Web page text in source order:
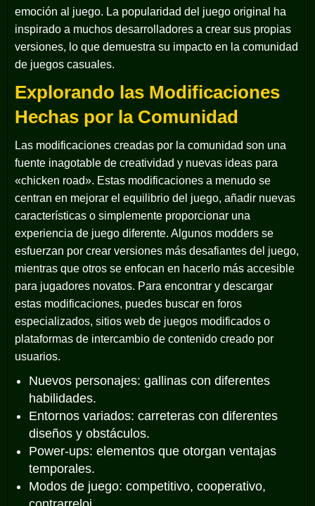
emoción al juego. La popularidad del juego original ha
inspirado a muchos desarrolladores a crear sus propias
versiones, lo que demuestra su impacto en la comunidad
de juegos casuales.
Explorando las Modificaciones
Hechas por la Comunidad
Las modificaciones creadas por la comunidad son una
fuente inagotable de creatividad y nuevas ideas para
«chicken road». Estas modificaciones a menudo se
centran en mejorar el equilibrio del juego, añadir nuevas
características o simplemente proporcionar una
experiencia de juego diferente. Algunos modders se
esfuerzan por crear versiones más desafiantes del juego,
mientras que otros se enfocan en hacerlo más accesible
para jugadores novatos. Para encontrar y descargar
estas modificaciones, puedes buscar en foros
especializados, sitios web de juegos modificados o
plataformas de intercambio de contenido creado por
usuarios.
Nuevos personajes: gallinas con diferentes
habilidades.
Entornos variados: carreteras con diferentes
diseños y obstáculos.
Power-ups: elementos que otorgan ventajas
temporales.
Modos de juego: competitivo, cooperativo,